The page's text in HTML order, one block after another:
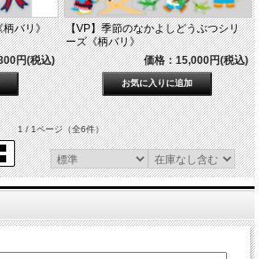
柄バリ》
円(税込)
【VP】季節のなかよしどうぶつシリ
ーズ《柄バリ》
価格：15,000円(税込)
1 / 1ページ（全6件）